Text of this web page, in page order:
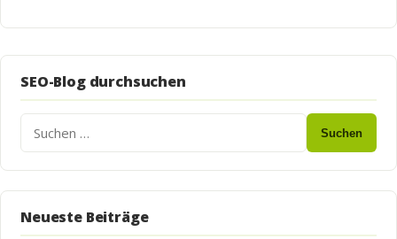
SEO-Blog durchsuchen
Suchen
Neueste Beiträge